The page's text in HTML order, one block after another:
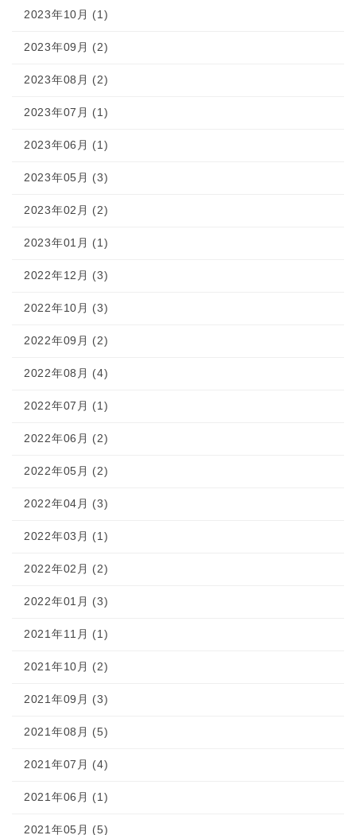
2023年10月 (1)
2023年09月 (2)
2023年08月 (2)
2023年07月 (1)
2023年06月 (1)
2023年05月 (3)
2023年02月 (2)
2023年01月 (1)
2022年12月 (3)
2022年10月 (3)
2022年09月 (2)
2022年08月 (4)
2022年07月 (1)
2022年06月 (2)
2022年05月 (2)
2022年04月 (3)
2022年03月 (1)
2022年02月 (2)
2022年01月 (3)
2021年11月 (1)
2021年10月 (2)
2021年09月 (3)
2021年08月 (5)
2021年07月 (4)
2021年06月 (1)
2021年05月 (5)